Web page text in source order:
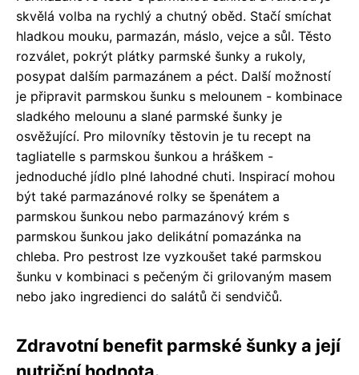
skvělá volba na rychlý a chutný oběd. Stačí smíchat
hladkou mouku, parmazán, máslo, vejce a sůl. Těsto
rozválet, pokrýt plátky parmské šunky a rukoly,
posypat dalším parmazánem a péct. Další možností
je připravit parmskou šunku s melounem - kombinace
sladkého melounu a slané parmské šunky je
osvěžující. Pro milovníky těstovin je tu recept na
tagliatelle s parmskou šunkou a hráškem -
jednoduché jídlo plné lahodné chuti. Inspirací mohou
být také parmazánové rolky se špenátem a
parmskou šunkou nebo parmazánový krém s
parmskou šunkou jako delikátní pomazánka na
chleba. Pro pestrost lze vyzkoušet také parmskou
šunku v kombinaci s pečeným či grilovaným masem
nebo jako ingredienci do salátů či sendvičů.
Zdravotní benefit parmské šunky a její
nutriční hodnota.